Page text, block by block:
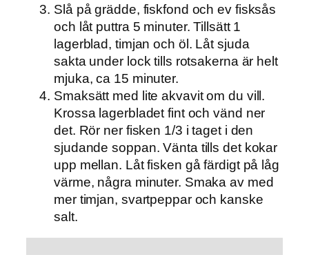
Slå på grädde, fiskfond och ev fisksås
och låt puttra 5 minuter. Tillsätt 1
lagerblad, timjan och öl. Låt sjuda
sakta under lock tills rotsakerna är helt
mjuka, ca 15 minuter.
Smaksätt med lite akvavit om du vill.
Krossa lagerbladet fint och vänd ner
det. Rör ner fisken 1/3 i taget i den
sjudande soppan. Vänta tills det kokar
upp mellan. Låt fisken gå färdigt på låg
värme, några minuter. Smaka av med
mer timjan, svartpeppar och kanske
salt.